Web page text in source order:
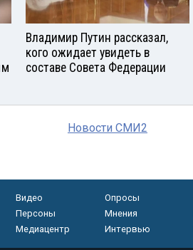
Владимир Путин рассказал,
кого ожидает увидеть в
составе Совета Федерации
Новости СМИ2
Видео Опросы
Персоны
Мнения
Медиацентр
Интервью